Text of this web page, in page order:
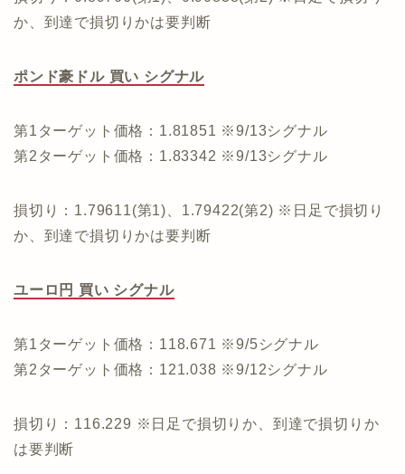
か、到達で損切りかは要判断
ポンド豪ドル 買い シグナル
第1ターゲット価格：1.81851 ※9/13シグナル
第2ターゲット価格：1.83342 ※9/13シグナル
損切り：1.79611(第1)、1.79422(第2) ※日足で損切り
か、到達で損切りかは要判断
ユーロ円 買い シグナル
第1ターゲット価格：118.671 ※9/5シグナル
第2ターゲット価格：121.038 ※9/12シグナル
損切り：116.229 ※日足で損切りか、到達で損切りか
は要判断